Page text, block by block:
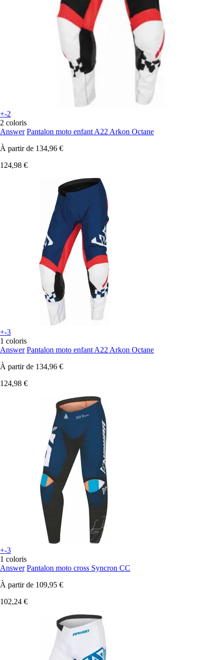
+-2
2 coloris
Answer Pantalon moto enfant A22 Arkon Octane
À partir de 134,96 €
124,98 €
+-3
1 coloris
Answer Pantalon moto enfant A22 Arkon Octane
À partir de 134,96 €
124,98 €
+-3
1 coloris
Answer Pantalon moto cross Syncron CC
À partir de 109,95 €
102,24 €